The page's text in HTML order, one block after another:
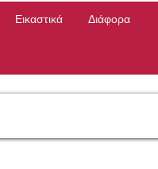
Εικαστικά Διάφορα